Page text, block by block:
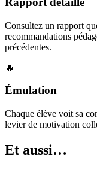
Consultez un rapport
recommandations
précédentes.
🔥
Émulation
Chaque élève voit sa
levier de motivation
Et aussi…